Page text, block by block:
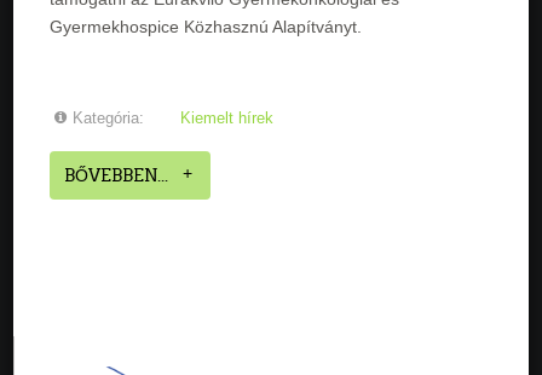
Gyermekhospice Közhasznú Alapítványt.
Kategória: Kiemelt hírek
BŐVEBBEN...